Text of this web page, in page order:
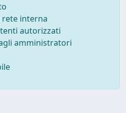
interna
autorizzati
amministratori